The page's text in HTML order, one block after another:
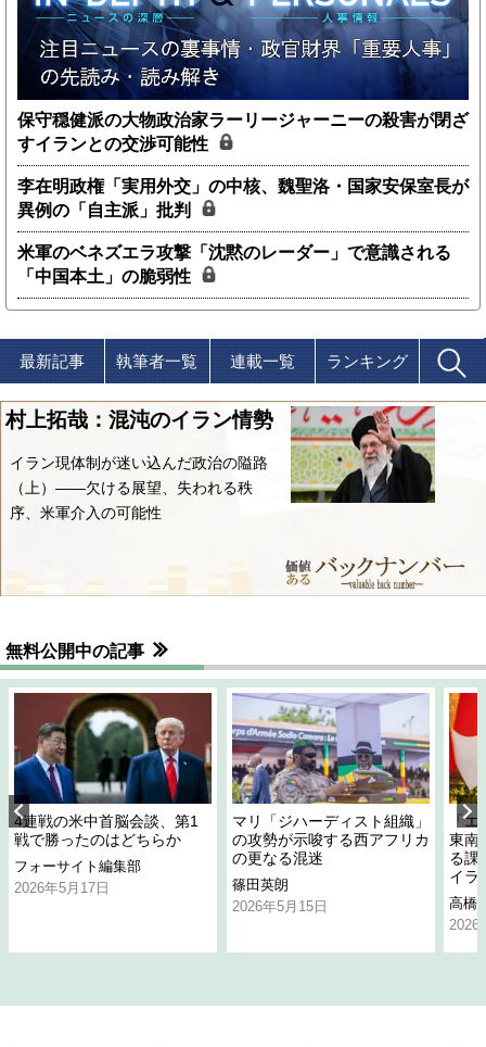
保守穏健派の大物政治家ラーリージャーニーの殺害が閉ざ
すイランとの交渉可能性
李在明政権「実用外交」の中核、魏聖洛・国家安保室長が
異例の「自主派」批判
米軍のベネズエラ攻撃「沈黙のレーダー」で意識される
「中国本土」の脆弱性
最新記事 執筆者一覧 連載一覧 ランキング
村上拓哉：混沌のイラン情勢
イラン現体制が迷い込んだ政治の隘路
（上）――欠ける展望、失われる秩
序、米軍介入の可能性
無料公開中の記事
4連戦の米中首脳会談、第1
戦で勝ったのはどちらか
フォーサイト編集部
2026年5月17日
マリ「ジハーディスト組織」
の攻勢が示唆する西アフリカ
の更なる混迷
篠田英朗
2026年5月15日
「
東南
る課
イラ
高橋
2026